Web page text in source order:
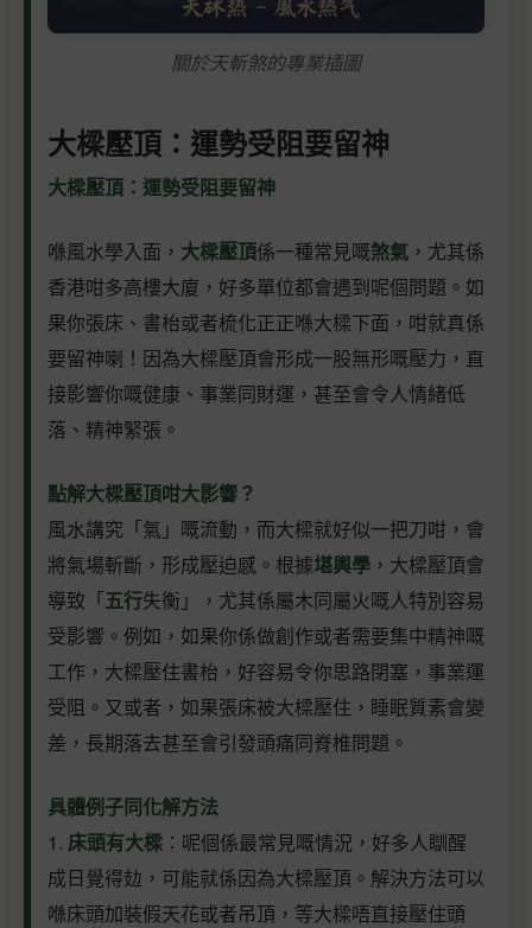
關於天斬煞的專業插圖
大樑壓頂：運勢受阻要留神
大樑壓頂：運勢受阻要留神
喺風水學入面， 大樑壓頂係一種常見嘅煞氣 ，尤其係
香港咁多高樓大廈，好多單位都會遇到呢個問題。如
果你張床、書枱或者梳化正正喺大樑下面，咁就真係
要留神喇！因為大樑壓頂會形成一股無形嘅壓力，直
接影響你嘅健康、事業同財運，甚至會令人情緒低
落、精神緊張。
點解大樑壓頂咁大影響？
風水講究「氣」嘅流動，而大樑就好似一把刀咁，會
將氣場斬斷，形成壓迫感。根據堪輿學 ，大樑壓頂會
導致「五行失衡」，尤其係屬木同屬火嘅人特別容易
受影響。例如，如果你係做創作或者需要集中精神嘅
工作，大樑壓住書枱，好容易令你思路閉塞，事業運
受阻。又或者，如果張床被大樑壓住，睡眠質素會變
差，長期落去甚至會引發頭痛同脊椎問題。
具體例子同化解方法
1. 床頭有大樑 ：呢個係最常見嘅情況，好多人瞓醒
成日覺得攰，可能就係因為大樑壓頂。解決方法可以
喺床頭加裝假天花或者吊頂，等大樑唔直接壓住頭